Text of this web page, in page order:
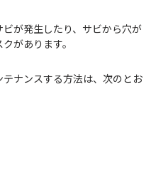
が発生したり、サビから穴が
があります。
ナンスする方法は、次のとお